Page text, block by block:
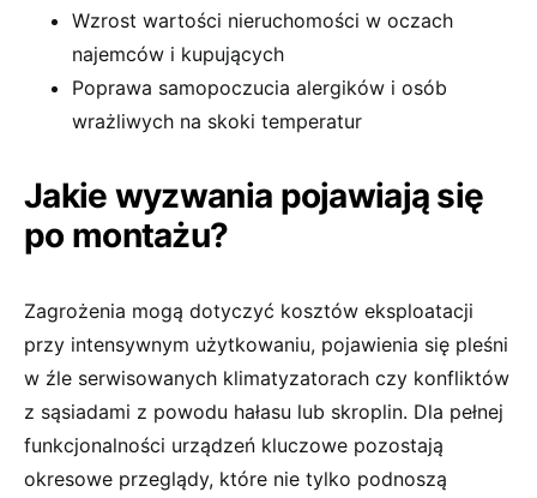
Wzrost wartości nieruchomości w oczach
najemców i kupujących
Poprawa samopoczucia alergików i osób
wrażliwych na skoki temperatur
Jakie wyzwania pojawiają się
po montażu?
Zagrożenia mogą dotyczyć kosztów eksploatacji
przy intensywnym użytkowaniu, pojawienia się pleśni
w źle serwisowanych klimatyzatorach czy konfliktów
z sąsiadami z powodu hałasu lub skroplin. Dla pełnej
funkcjonalności urządzeń kluczowe pozostają
okresowe przeglądy, które nie tylko podnoszą